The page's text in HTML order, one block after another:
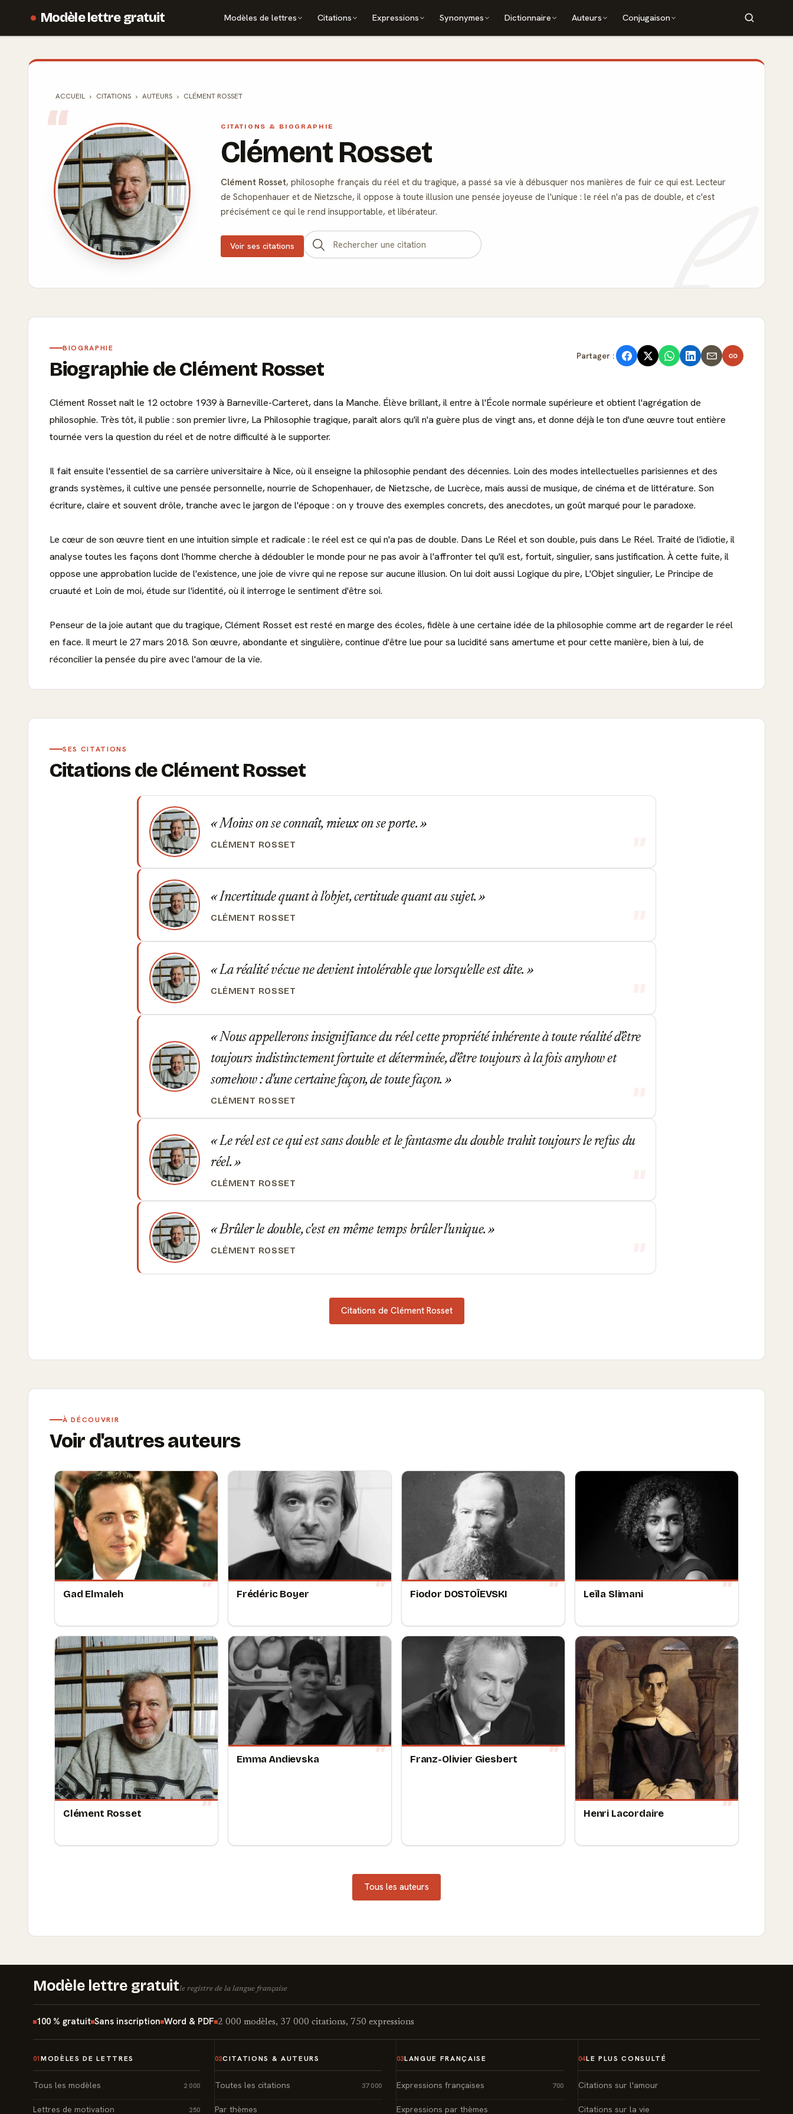
Modèle lettre gratuit Modèles de lettres Citations Expressions Synonymes Dictionnaire Auteurs Conjugaison
ACCUEIL CITATIONS AUTEURS CLÉMENT ROSSET
CITATIONS & BIOGRAPHIE
Clément Rosset
Clément Rosset, philosophe français du réel et du tragique, a passé sa vie à débusquer nos manières de fuir ce qui est. Lecteur
de Schopenhauer et de Nietzsche, il oppose à toute illusion une pensée joyeuse de l'unique : le réel n'a pas de double, et c'est
précisément ce qui le rend insupportable, et libérateur.
Voir ses citations
BIOGRAPHIE
Biographie de Clément Rosset
Partager :
Clément Rosset naît le 12 octobre 1939 à Barneville-Carteret, dans la Manche. Élève brillant, il entre à l'École normale supérieure et obtient l'agrégation de
philosophie. Très tôt, il publie : son premier livre, La Philosophie tragique, paraît alors qu'il n'a guère plus de vingt ans, et donne déjà le ton d'une œuvre tout entière
tournée vers la question du réel et de notre difficulté à le supporter.
Il fait ensuite l'essentiel de sa carrière universitaire à Nice, où il enseigne la philosophie pendant des décennies. Loin des modes intellectuelles parisiennes et des
grands systèmes, il cultive une pensée personnelle, nourrie de Schopenhauer, de Nietzsche, de Lucrèce, mais aussi de musique, de cinéma et de littérature. Son
écriture, claire et souvent drôle, tranche avec le jargon de l'époque : on y trouve des exemples concrets, des anecdotes, un goût marqué pour le paradoxe.
Le cœur de son œuvre tient en une intuition simple et radicale : le réel est ce qui n'a pas de double. Dans Le Réel et son double, puis dans Le Réel. Traité de l'idiotie, il
analyse toutes les façons dont l'homme cherche à dédoubler le monde pour ne pas avoir à l'affronter tel qu'il est, fortuit, singulier, sans justification. À cette fuite, il
oppose une approbation lucide de l'existence, une joie de vivre qui ne repose sur aucune illusion. On lui doit aussi Logique du pire, L'Objet singulier, Le Principe de
cruauté et Loin de moi, étude sur l'identité, où il interroge le sentiment d'être soi.
Penseur de la joie autant que du tragique, Clément Rosset est resté en marge des écoles, fidèle à une certaine idée de la philosophie comme art de regarder le réel
en face. Il meurt le 27 mars 2018. Son œuvre, abondante et singulière, continue d'être lue pour sa lucidité sans amertume et pour cette manière, bien à lui, de
réconcilier la pensée du pire avec l'amour de la vie.
SES CITATIONS
Citations de Clément Rosset
Moins on se connaît, mieux on se porte.
CLÉMENT ROSSET
Incertitude quant à l'objet, certitude quant au sujet.
CLÉMENT ROSSET
La réalité vécue ne devient intolérable que lorsqu'elle est dite.
CLÉMENT ROSSET
Nous appellerons insignifiance du réel cette propriété inhérente à toute réalité d'être
toujours indistinctement fortuite et déterminée, d'être toujours à la fois anyhow et
somehow : d'une certaine façon, de toute façon.
CLÉMENT ROSSET
Le réel est ce qui est sans double et le fantasme du double trahit toujours le refus du
réel.
CLÉMENT ROSSET
Brûler le double, c'est en même temps brûler l'unique.
CLÉMENT ROSSET
Citations de Clément Rosset
À DÉCOUVRIR
Voir d'autres auteurs
Gad Elmaleh Frédéric Boyer Fiodor DOSTOÏEVSKI Leïla Slimani
Clément Rosset
Emma Andievska Franz-Olivier Giesbert
Henri Lacordaire
Tous les auteurs
Modèle lettre gratuitle registre de la langue française
100 % gratuit Sans inscription Word & PDF 2 000 modèles, 37 000 citations, 750 expressions
01 MODÈLES DE LETTRES
Tous les modèles 2 000
Lettres de motivation 250
02CITATIONS & AUTEURS
Toutes les citations 37 000
Par thèmes
03LANGUE FRANÇAISE
Expressions françaises 700
Expressions par thèmes
04LE PLUS CONSULTÉ
Citations sur l'amour
Citations sur la vie